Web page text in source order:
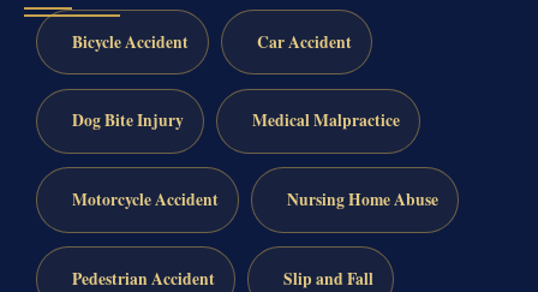
Bicycle Accident Car Accident
Dog Bite Injury Medical Malpractice
Motorcycle Accident Nursing Home Abuse
Pedestrian Accident Slip and Fall